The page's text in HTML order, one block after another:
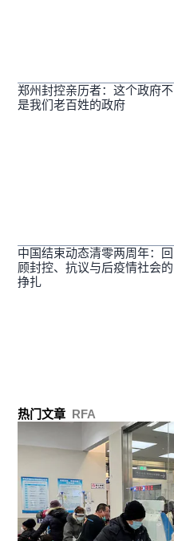
郑州封控亲历者：这个政府不
是我们老百姓的政府
中国结束动态清零两周年：回
顾封控、抗议与后疫情社会的
挣扎
热门文章 RFA